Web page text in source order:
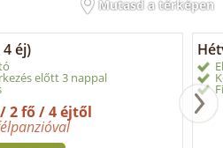
Mutasd a térképen
éj)
előtt 3 nappal
2 fő / 4 éjtől